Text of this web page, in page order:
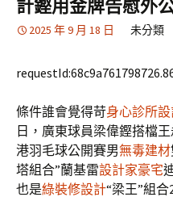
計鏗用金牌告慰外
2025 年 9 月 18 日 未分類
條件誰會覺得苛身心診所
日，廣東球員梁偉鏗搭檔
港羽毛球公開賽男無毒建材
塔組合”蘭基雷設計家豪宅
也是綠裝修設計“梁王”組